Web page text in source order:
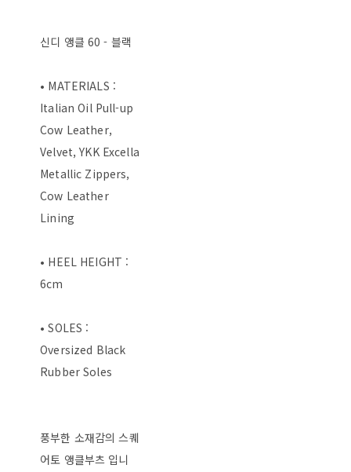
신디 앵클 60 - 블랙
• MATERIALS :
Italian Oil Pull-up
Cow Leather,
Velvet, YKK Excella
Metallic Zippers,
Cow Leather
Lining
• HEEL HEIGHT :
6cm
• SOLES :
Oversized Black
Rubber Soles
풍부한 소재감의 스퀘
어토 앵클부츠 입니